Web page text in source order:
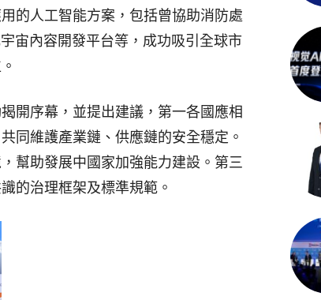
的人工智能方案，包括曾協助消防處
宙內容開發平台等，成功吸引全球市
開序幕，並提出建議，第一各國應相
同維護產業鏈、供應鏈的安全穩定。
幫助發展中國家加強能力建設。第三
的治理框架及標準規範。